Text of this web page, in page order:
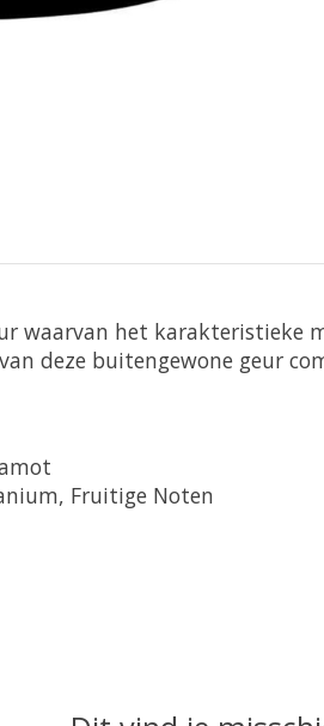
waarvan het
deze buitengewone geur
Fruitige Noten